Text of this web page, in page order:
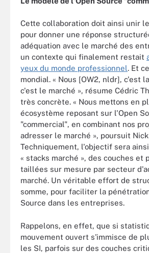
Cette collaboration doit ainsi unir
pour donner une réponse
adéquation avec le marché des
un contexte qui finalement restait
yeux du monde professionnel. Et
mondial. « Nous [OW2, nldr], c'est
c'est le marché », résume Cédric
très concrète. « Nous mettons en
écosystème reposant sur l'Open
"commercial", en combinant nos
adresser le marché », poursuit
Techniquement, l'objectif sera
« stacks marché », des couches et
taillées sur mesure par secteur
marché. Un véritable effort de
somme, pour faciliter la
Source dans les entreprises.
Rappelons, en effet, que si
mouvement ouvert s'immisce de
les SI, parfois sur des couches